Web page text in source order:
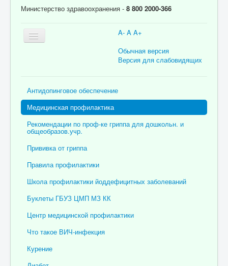
Министерство здравоохранения - 8 800 2000-366
A- A A+
Обычная версия
Версия для слабовидящих
Об учреждении
Для пациента
Информация для специалистов
Медицинская профилактика
Врачи
Контролирующие органы
Лекарственное обеспечение
Документы
Связаться с нами
Антидопинговое обеспечение
Медицинская профилактика
Рекомендации по проф-ке гриппа для дошкольн. и
общеобразов.учр.
Прививка от гриппа
Правила профилактики
Школа профилактики йоддефицитных заболеваний
Буклеты ГБУЗ ЦМП МЗ КК
Центр медицинской профилактики
Что такое ВИЧ-инфекция
Курение